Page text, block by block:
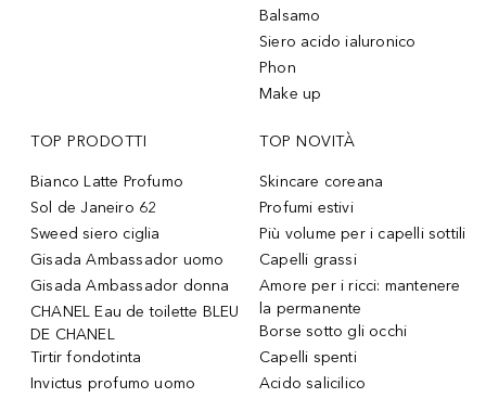
Balsamo
Siero acido ialuronico
Phon
Make up
TOP PRODOTTI
Bianco Latte Profumo
Sol de Janeiro 62
Sweed siero ciglia
Gisada Ambassador uomo
Gisada Ambassador donna
CHANEL Eau de toilette BLEU
DE CHANEL
Tirtir fondotinta
Invictus profumo uomo
TOP NOVITÀ
Skincare coreana
Profumi estivi
Più volume per i capelli sottili
Capelli grassi
Amore per i ricci: mantenere
la permanente
Borse sotto gli occhi
Capelli spenti
Acido salicilico